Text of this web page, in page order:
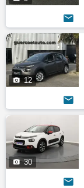

 12

 30
